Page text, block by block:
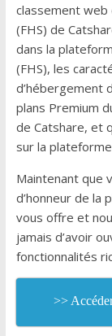
classement web
(FHS) de
dans la
(FHS), les
d’hébergement
plans Premium
de Catshare, et
sur la
Maintenant que
d’honneur de la
vous offre et
jamais d’avoir
fonctionnalités
>>